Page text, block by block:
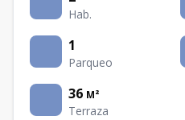
Hab.
1
Parqueo
36 M²
Terraza